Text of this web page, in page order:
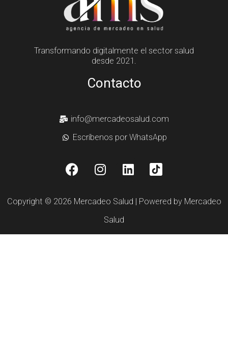
Transformando digitalmente el sector salud
desde 2021.
Contacto
info@mercadeosalud.com
Escríbenos por WhatsApp
Copyright © 2026 Mercadeo Salud | Powered by Mercadeo
Salud